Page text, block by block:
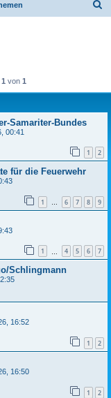
1 von 1
Samariter-Bundes
00:41
1 2
für die Feuerwehr
1 … 6 7 8 9
1 4 5 6 7
Schlingmann
16:52
1 2
16:50
1 2